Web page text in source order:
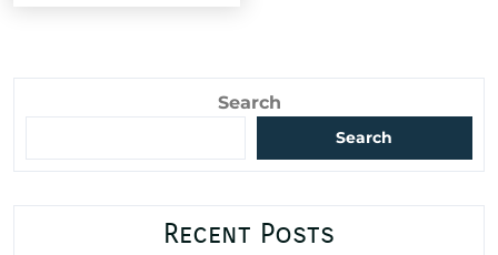
Search
Search
Recent Posts